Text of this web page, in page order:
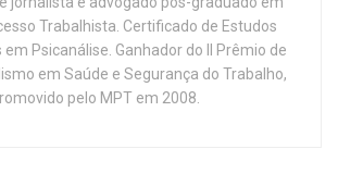
Trabalhista. Certificado de Estudos
Psicanálise. Ganhador do II Prêmio de
em Saúde e Segurança do Trabalho,
pelo MPT em 2008.